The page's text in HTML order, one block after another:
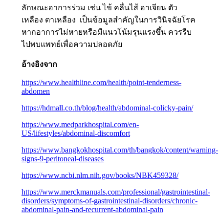
ลักษณะอาการร่วม เช่น ไข้ คลื่นไส้ อาเจียน ตัว
เหลือง ตาเหลือง เป็นข้อมูลสำคัญในการวินิจฉัยโรค
หากอาการไม่หายหรือมีแนวโน้มรุนแรงขึ้น ควรรีบ
ไปพบแพทย์เพื่อความปลอดภัย
อ้างอิงจาก
https://www.healthline.com/health/point-tenderness-
abdomen
https://hdmall.co.th/blog/health/abdominal-colicky-pain/
https://www.medparkhospital.com/en-
US/lifestyles/abdominal-discomfort
https://www.bangkokhospital.com/th/bangkok/content/warning-
signs-9-peritoneal-diseases
https://www.ncbi.nlm.nih.gov/books/NBK459328/
https://www.merckmanuals.com/professional/gastrointestinal-
disorders/symptoms-of-gastrointestinal-disorders/chronic-
abdominal-pain-and-recurrent-abdominal-pain